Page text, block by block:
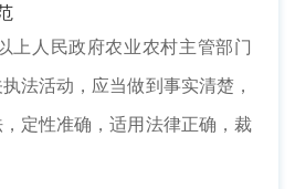
上人民政府农业农村主管部门
法活动，应当做到事实清楚，
定性准确，适用法律正确，裁